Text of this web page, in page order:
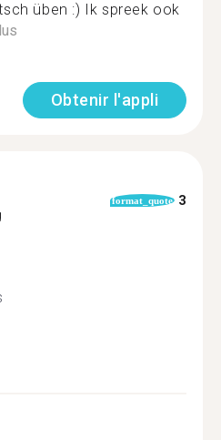
üben :) Ik spreek ook
Obtenir l'appli
format_quote 3